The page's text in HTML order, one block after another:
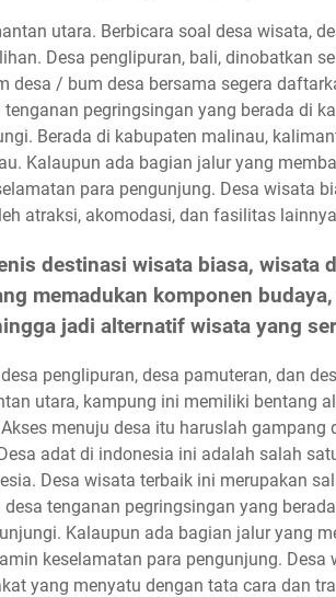
utara. Berbicara soal desa wisata,
Desa penglipuran, bali, dinobatkan
desa / bum desa bersama segera
pegringsingan yang berada di
Berada di kabupaten malinau,
Kalaupun ada bagian jalur yang
para pengunjung. Desa wisata
atraksi, akomodasi, dan fasilitas
destinasi wisata biasa, wisata
memadukan komponen
jadi alternatif wisata yang
penglipuran, desa pamuteran, dan
utara, kampung ini memiliki bentang
menuju desa itu haruslah
adat di indonesia ini adalah salah
Desa wisata terbaik ini merupakan
tenganan pegringsingan yang
Kalaupun ada bagian jalur yang
keselamatan para pengunjung.
yang menyatu dengan tata cara dan